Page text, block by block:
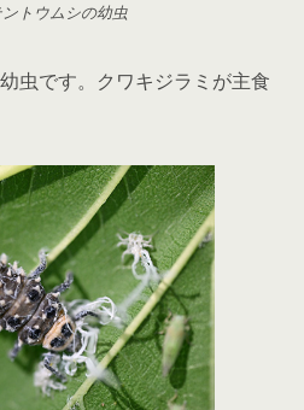
トウムシの幼虫
虫です。クワキジラミが主食